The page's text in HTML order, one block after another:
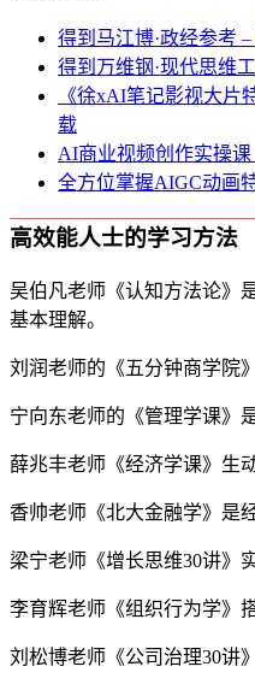
得到马江博·政经参考
得到万维钢·现代思维
《徐xAI笔记影视大片
载
AI商业视频创作实操
全方位掌握AIGC动画
高效能人士的学习方法
吴伯凡老师《认知方法论》
基本理解。
刘润老师的《五分钟商学院
宁向东老师的《管理学课》
薛兆丰老师《经济学课》生
香帅老师《北大金融学》是
梁宁老师《增长思维30讲》
李育辉老师《组织行为学》
刘松博老师《公司治理30讲